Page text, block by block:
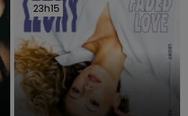
23h15
23h15